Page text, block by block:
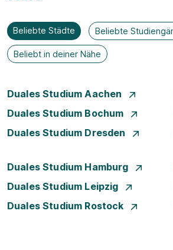
Beliebte Städte Beliebte
Beliebt in deiner Nähe
Duales Studium Aachen
Duales Studium Bochum
Duales Studium Dresden
Duales Studium Hamburg
Duales Studium Leipzig
Duales Studium Rostock